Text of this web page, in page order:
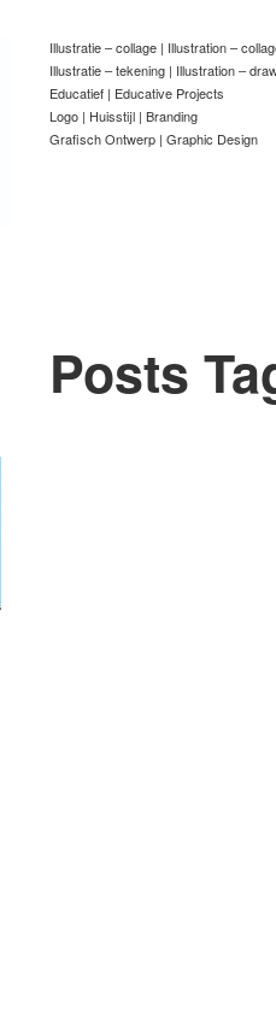
Illustratie – collage | Illustration –
Illustratie – tekening | Illustration –
Educatief | Educative Projects
Logo | Huisstijl | Branding
Grafisch Ontwerp | Graphic Design
Posts